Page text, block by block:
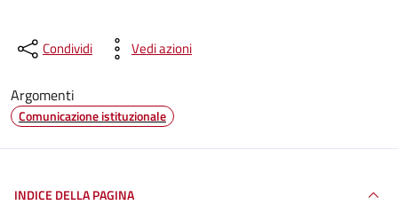
Condividi Vedi azioni
Argomenti
Comunicazione istituzionale
INDICE DELLA PAGINA